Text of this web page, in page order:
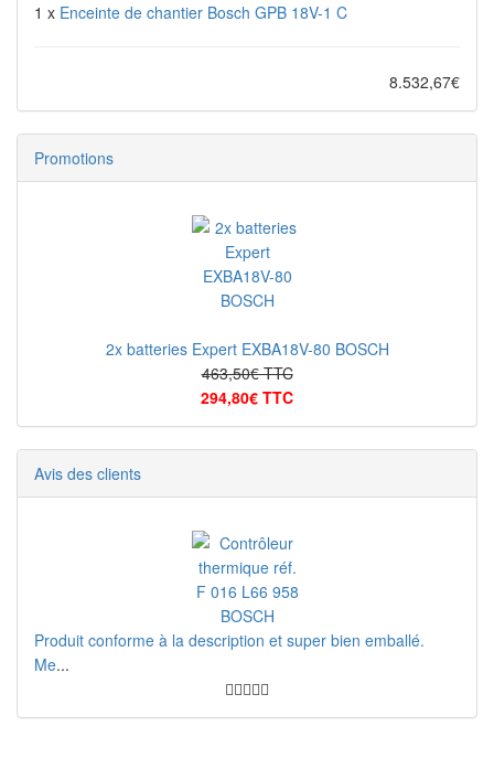
1 x Enceinte de chantier Bosch GPB 18V-1 C
8.532,67€
Promotions
2x batteries Expert EXBA18V-80 BOSCH
463,50€ TTC
294,80€ TTC
Avis des clients
Produit conforme à la description et super bien emballé.
Me...